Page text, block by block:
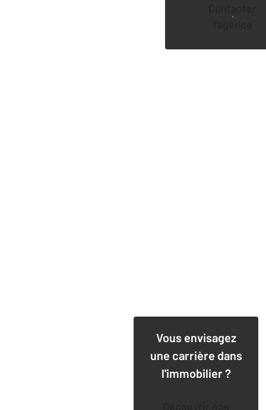
Vous envisagez
une carrière dans
l'immobilier ?